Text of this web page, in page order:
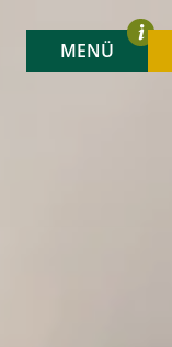
MENÜ